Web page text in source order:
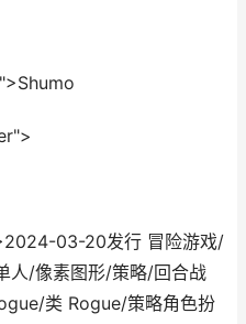
03-20发行 冒险游戏/
人/像素图形/策略/回合战
类 Rogue/策略角色扮